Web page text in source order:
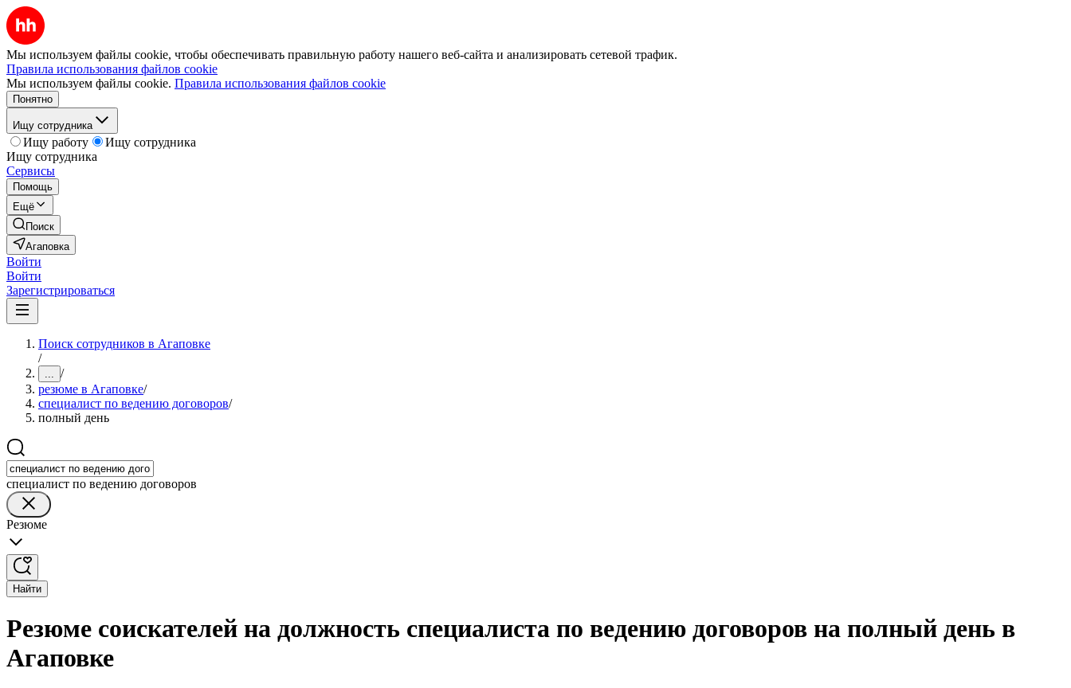
Мы используем файлы cookie, чтобы обеспечивать правильную работу нашего веб-сайта и анализировать сетевой трафик.
Правила использования файлов cookie
Мы используем файлы cookie. Правила использования файлов cookie
Понятно
Ищу сотрудника
Ищу работу
Ищу сотрудника
Ищу сотрудника
Сервисы
Помощь
Ещё
Поиск
Агаповка
Войти
Войти
Зарегистрироваться
Поиск сотрудников в Агаповке
/
... /
резюме в Агаповке/
специалист по ведению договоров/
полный день
специалист по ведению договоров
Резюме
Найти
Резюме соискателей на должность специалиста по ведению договоров на полный день в
Агаповке